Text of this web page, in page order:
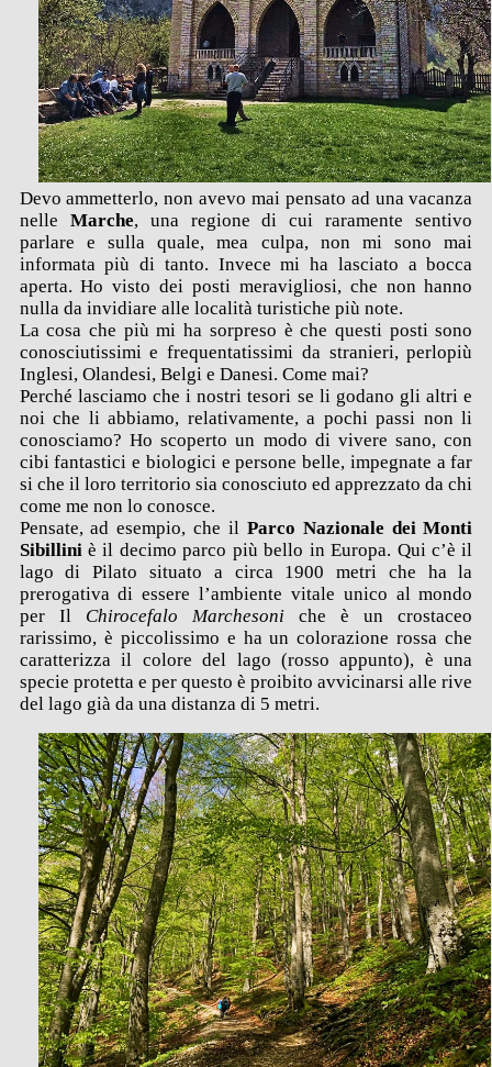
Devo ammetterlo, non avevo mai pensato ad una vacanza
nelle Marche, una regione di cui raramente sentivo
parlare e sulla quale, mea culpa, non mi sono mai
informata più di tanto. Invece mi ha lasciato a bocca
aperta. Ho visto dei posti meravigliosi, che non hanno
nulla da invidiare alle località turistiche più note.
La cosa che più mi ha sorpreso è che questi posti sono
conosciutissimi e frequentatissimi da stranieri, perlopiù
Inglesi, Olandesi, Belgi e Danesi. Come mai?
Perché lasciamo che i nostri tesori se li godano gli altri e
noi che li abbiamo, relativamente, a pochi passi non li
conosciamo? Ho scoperto un modo di vivere sano, con
cibi fantastici e biologici e persone belle, impegnate a far
si che il loro territorio sia conosciuto ed apprezzato da chi
come me non lo conosce.
Pensate, ad esempio, che il Parco Nazionale dei Monti
Sibillini è il decimo parco più bello in Europa. Qui c’è il
lago di Pilato situato a circa 1900 metri che ha la
prerogativa di essere l’ambiente vitale unico al mondo
per Il Chirocefalo Marchesoniche è un crostaceo
rarissimo, è piccolissimo e ha un colorazione rossa che
caratterizza il colore del lago (rosso appunto), è una
specie protetta e per questo è proibito avvicinarsi alle rive
del lago già da una distanza di 5 metri.